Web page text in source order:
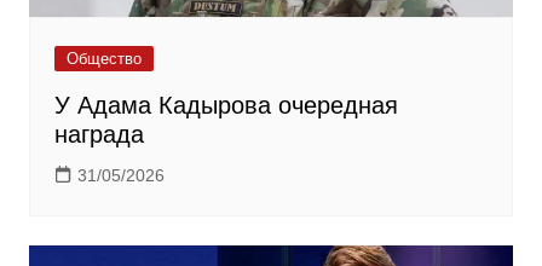
Общество
У Адама Кадырова очередная
награда
31/05/2026